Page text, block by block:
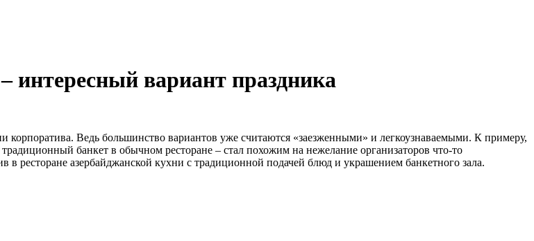
интересный вариант праздника
Ведь большинство вариантов уже считаются «заезженными» и легкоузнаваемыми. К примеру,
банкет в обычном ресторане – стал похожим на нежелание организаторов что-то
ресторане азербайджанской кухни с традиционной подачей блюд и украшением банкетного зала.